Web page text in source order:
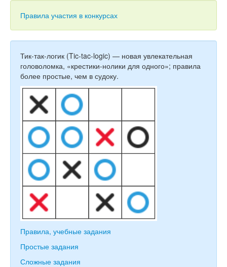
Тесты
Игры
Учитель
Правила участия в конкурсах
Тик-так-логик (Tic-tac-logic) — новая увлекательная
головоломка, «крестики-нолики для одного»; правила
более простые, чем в судоку.
Правила, учебные задания
Простые задания
Сложные задания